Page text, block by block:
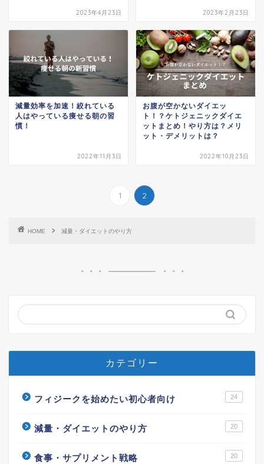
2023年4月23日 2023年2月23日
減量効率を加速！絞れている
人はやっている痩せる朝の習
慣！
2022年11月3日
お腹が空かないダイエッ
ト！？ケトジェニックダイエ
ットまとめ！やり方は？メリ
ット・デメリットは？
2022年10月23日
1 2
HOME 減量・ダイエットのやり方
カテゴリー
フィジークを始めたい初心者向け 24
減量・ダイエットのやり方 20
食事・サプリメント戦略 20